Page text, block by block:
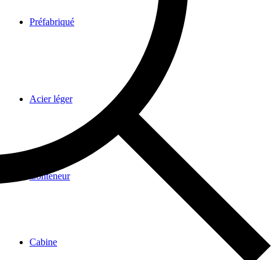
Préfabriqué
Acier léger
Conteneur
Cabine